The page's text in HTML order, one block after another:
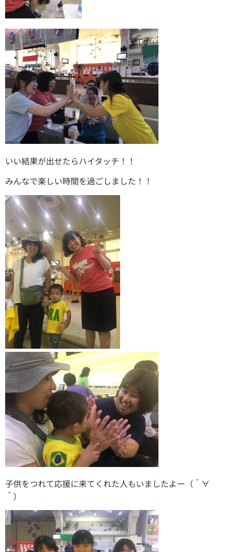
いい結果が出せたらハイタッチ！！
みんなで楽しい時間を過ごしました！！
子供をつれて応援に来てくれた人もいましたよー（＾∀
＾）